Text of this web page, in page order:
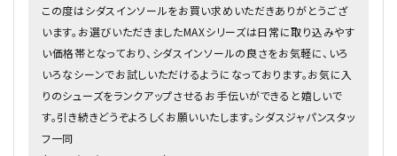
この度はシダスインソールをお買い求めいただきありがとうござ
います。お選びいただきましたMAXシリーズは日常に取り込みやす
い価格帯となっており、シダスインソールの良さをお気軽に、いろ
いろなシーンでお試しいただけるようになっております。お気に入
りのシューズをランクアップさせるお手伝いができると嬉しいで
す。引き続きどうぞよろしくお願いいたします。シダスジャパンスタッ
フ一同